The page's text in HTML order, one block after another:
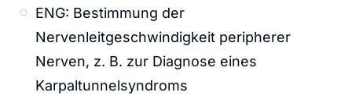
ENG: Bestimmung der
Nervenleitgeschwindigkeit peripherer
Nerven, z. B. zur Diagnose eines
Karpaltunnelsyndroms